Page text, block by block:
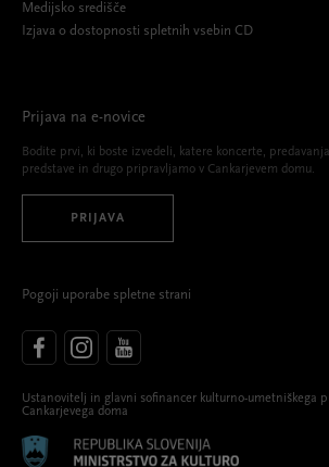
Medijsko središče
Izjava o dostopnosti spletnih vsebin CD
Prijava na e-novice
Bodite prvi, ki boste izvedeli, katere koncerte,
predstave in drugo pripravljamo v Cankarjevem domu.
PRIJAVA
Pogoji uporabe spletne strani
Ustanovitelj in glavni sofinancer kulturno-umetniškega
Cankarjevega doma